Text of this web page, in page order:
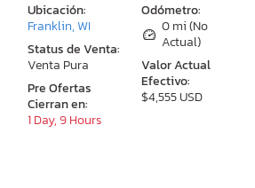
Odómetro:
0 mi (No
Actual)
Valor Actual
Efectivo:
$4,555 USD
Ubicación:
Franklin, WI
Status de Venta:
Venta Pura
Pre Ofertas
Cierran en:
1 Day, 9 Hours